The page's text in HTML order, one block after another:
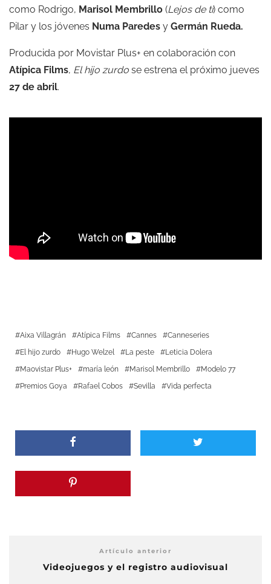
como Rodrigo, Marisol Membrillo (Lejos de ti) como
Pilar y los jóvenes Numa Paredes y Germán Rueda.
Producida por Movistar Plus+ en colaboración con
Atípica Films, El hijo zurdo se estrena el próximo jueves
27 de abril.
Aixa Villagrán Atípica Films Cannes
Canneseries
El hijo zurdo
Hugo Welzel La peste
Leticia Dolera
Maovistar Plus+
maría león Marisol Membrillo
Modelo 77
Premios Goya
Rafael Cobos Sevilla Vida perfecta
Artículo anterior
Videojuegos y el registro audiovisual